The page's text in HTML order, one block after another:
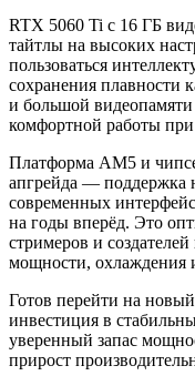
RTX 5060 Ti с 16 ГБ
тайтлы на высоких
пользоваться
сохранения плавности
и большой
комфортной работы при
Платформа AM5 и
апгрейда — поддержка
современных
на годы вперёд. Это
стримеров и
мощности, охлаждения
Готов перейти на
инвестиция в
уверенный запас
прирост